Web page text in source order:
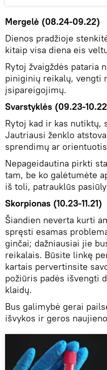
Mergelė (08.24-09.22)
Dienos pradžioje
kitaip visa diena eis
Rytoj žvaigždės pataria
piniginių reikalų, vengti
įsipareigojimų.
Svarstyklės (09.23-
Rytoj kad ir kas nutiktų,
Jautriausi ženklo
sprendimų ar
Nepageidautina pirkti
tam, be ko galėtumėte
iš toli, patrauklūs
Skorpionas (10.23-11.21)
Šiandien neverta kurti
spręsti esamas
ginčai; dažniausiai jie
reikalais. Būsite linkę
kartais pervertinsite
požiūris padės išvengti
klaidų.
Bus galimybė gerai
išvykos ir geros